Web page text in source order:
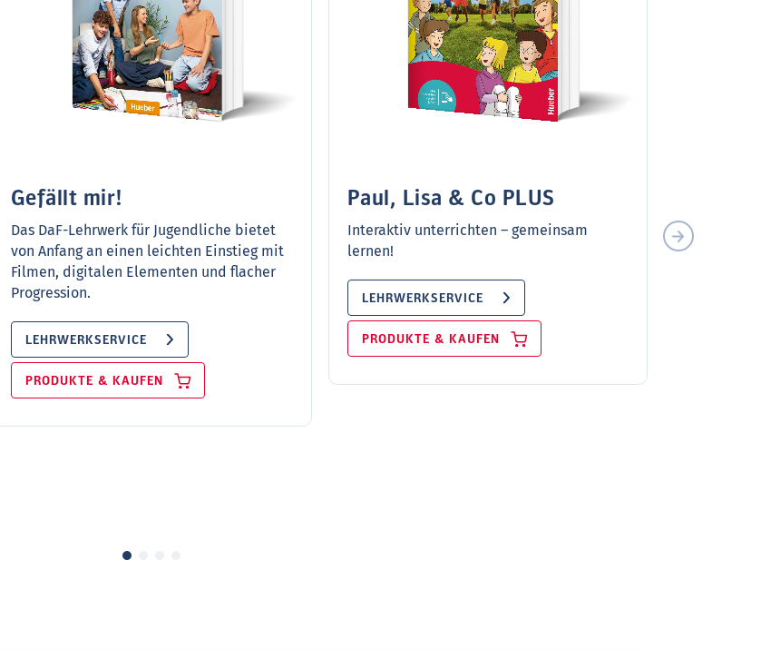
Gefällt mir!
Das DaF-Lehrwerk für Jugendliche bietet
von Anfang an einen leichten Einstieg mit
Filmen, digitalen Elementen und flacher
Progression.
LEHRWERKSERVICE
PRODUKTE & KAUFEN
Paul, Lisa & Co PLUS
Interaktiv unterrichten – gemeinsam
lernen!
LEHRWERKSERVICE
PRODUKTE & KAUFEN